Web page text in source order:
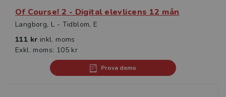
Of Course! 2 - Digital elevlicens 12 mån
Langborg, L - Tidblom, E
111 kr inkl. moms
Exkl. moms: 105 kr
Prova demo